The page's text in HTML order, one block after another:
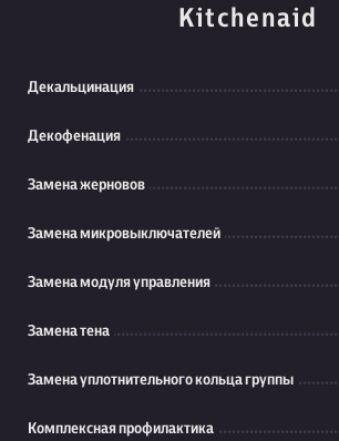
Kitchenaid
Декальцинация
Декофенация
Замена жерновов
Замена микровыключателей
Замена модуля управления
Замена тена
Замена уплотнительного кольца группы
Комплексная профилактика